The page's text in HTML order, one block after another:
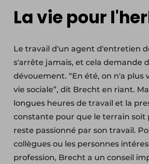
La vie pour
Le travail d'un agent d'entretien
s'arrête jamais, et cela demande
dévouement. “En été, on n'a plus
vie sociale”, dit Brecht en riant.
longues heures de travail et la
constante pour que le terrain soit
reste passionné par son travail.
collègues ou les personnes
profession, Brecht a un conseil